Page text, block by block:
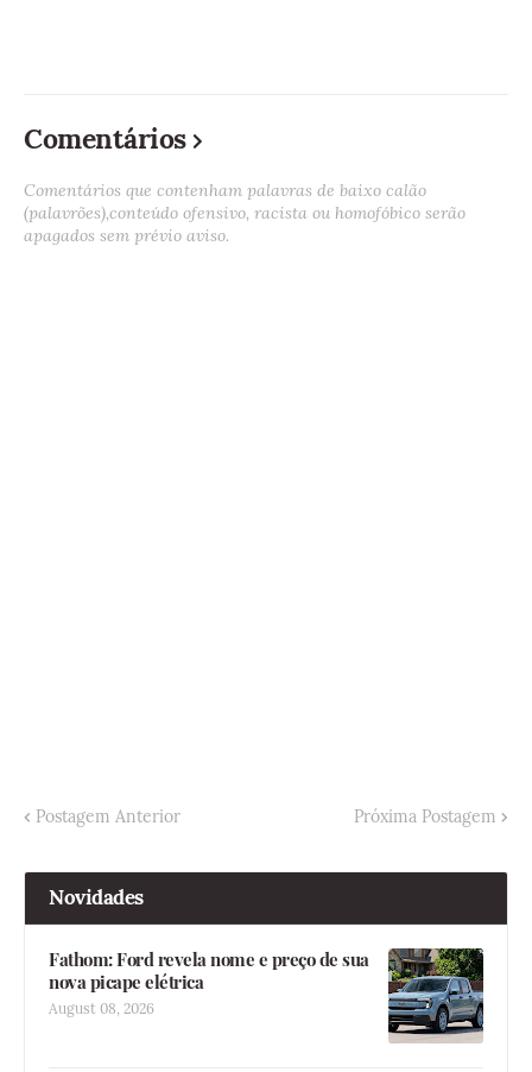
Comentários
Comentários que contenham palavras de baixo calão
(palavrões),conteúdo ofensivo, racista ou homofóbico serão
apagados sem prévio aviso.
Postagem Anterior Próxima Postagem
Novidades
Fathom: Ford revela nome e preço de sua
nova picape elétrica
August 08, 2026